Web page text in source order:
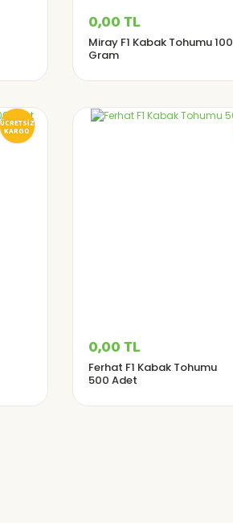
0,00 TL
Miray F1 Kabak Tohumu 100
Gram
ÜCRETSİZ
KARGO
0,00 TL
Ferhat F1 Kabak Tohumu
500 Adet